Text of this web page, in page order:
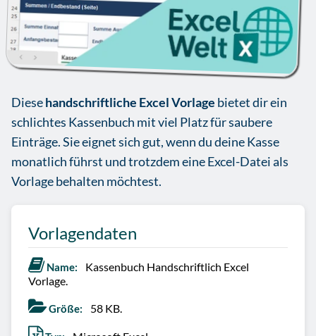
Diesehandschriftliche Excel Vorlage bietet dir ein
schlichtes Kassenbuch mit viel Platz für saubere
Einträge. Sie eignet sich gut, wenn du deine Kasse
monatlich führst und trotzdem eine Excel-Datei als
Vorlage behalten möchtest.
Vorlagendaten
Name:
Kassenbuch Handschriftlich Excel
Vorlage.
Größe: 58 KB.